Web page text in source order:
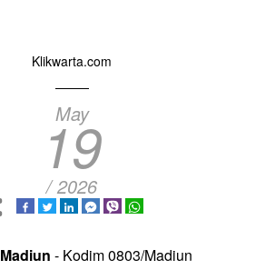
Klikwarta.com
May
19
/ 2026
Madiun - Kodim 0803/Madiun